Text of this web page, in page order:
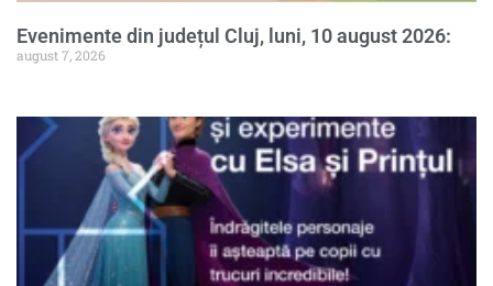
Evenimente din județul Cluj, luni, 10 august 2026:
august 7, 2026